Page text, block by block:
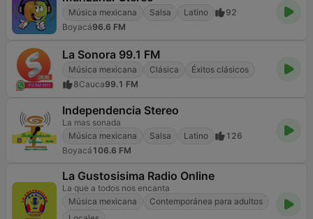
Música mexicana Salsa Latino
92
Boyacá96.6 FM
La Sonora 99.1 FM
Música mexicana Clásica
Éxitos clásicos
8Cauca99.1 FM
Independencia Stereo
La mas sonada
Música mexicana
Salsa Latino
126
Boyacá 106.6 FM
La Gustosisima Radio Online
La que a todos nos encanta
Música mexicana
Contemporánea para adultos